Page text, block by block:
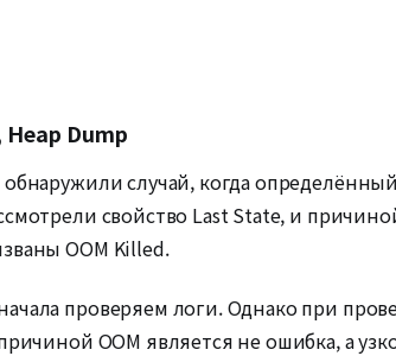
Dump
случай, когда
свойство Last State, и
OOM Killed.
проверяем логи. Однако при
OOM является не ошибка, а